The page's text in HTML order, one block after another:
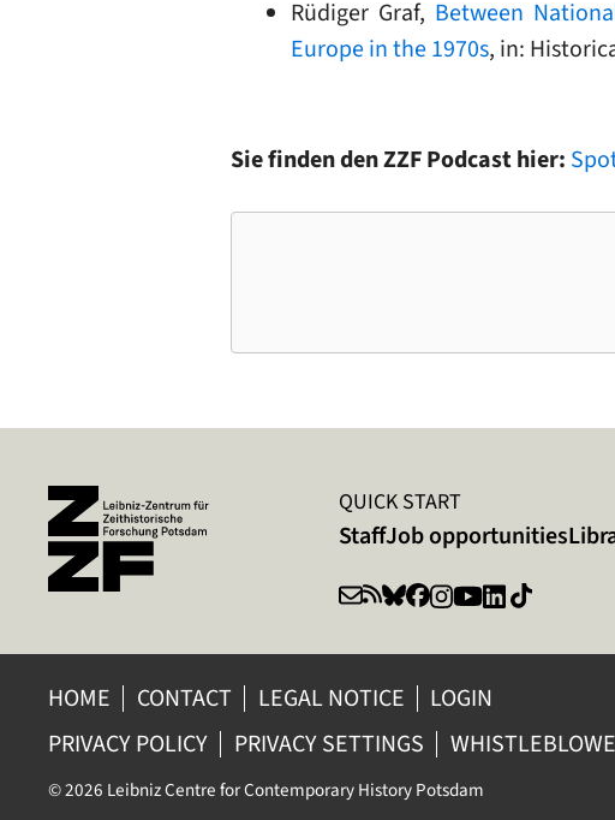
Rüdiger Graf, Between
Europe in the 1970s, in:
Sie finden den ZZF Podcast hier:
QUICK START
StaffJob opportunities
HOME CONTACT LEGAL NOTICE
LOGIN
PRIVACY POLICY
PRIVACY SETTINGS
© 2026 Leibniz Centre for Contemporary History Potsdam